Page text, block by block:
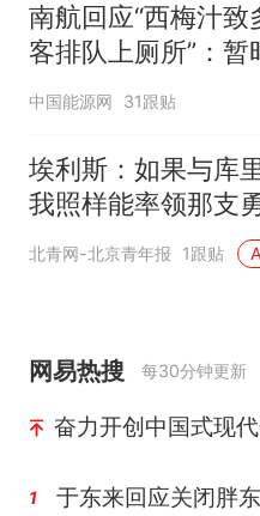
南航回应“西梅汁致
客排队上厕所”：暂
核查是否发放西梅汁
中国能源网 31跟贴
埃利斯：如果与库
我照样能率领那支
得现在的成就
北青网-北京青年报 1跟贴
网易热搜 每30分钟更新
奋力开创中国式现
1